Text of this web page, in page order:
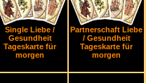
Single Liebe /
Gesundheit
Tageskarte für
morgen
Partnerschaft Liebe
/ Gesundheit
Tageskarte für
morgen